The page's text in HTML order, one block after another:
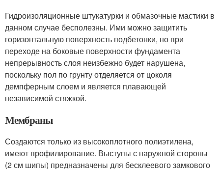
Гидроизоляционные штукатурки и обмазочные мастики в
данном случае бесполезны. Ими можно защитить
горизонтальную поверхность подбетонки, но при
переходе на боковые поверхности фундамента
непрерывность слоя неизбежно будет нарушена,
поскольку пол по грунту отделяется от цоколя
демпферным слоем и является плавающей
независимой стяжкой.
Мембраны
Создаются только из высокоплотного полиэтилена,
имеют профилирование. Выступы с наружной стороны
(2 см шипы) предназначены для бесклеевого замкового